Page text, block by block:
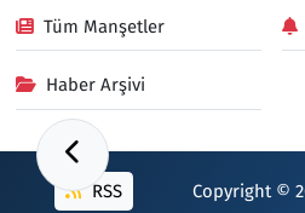
Tüm Manşetler
Haber Arşivi
RSS Copyright ©